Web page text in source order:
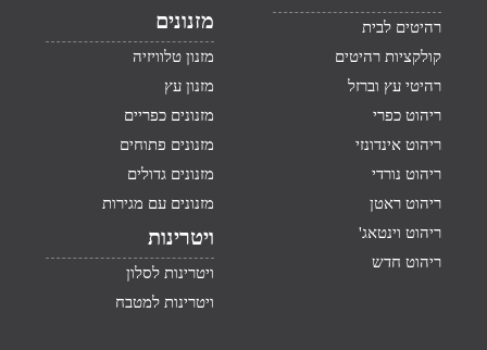
רהיטים לבית
קולקציות רהיטים
רהיטי עץ וברזל
ריהוט כפרי
ריהוט אינדונזי
ריהוט נורדי
ריהוט ראטן
ריהוט וינטאג'
ריהוט חדש
מזנונים
מזנון טלוויזיה
מזנון עץ
מזנונים כפריים
מזנונים פתוחים
מזנונים גדולים
מזנונים עם מגירות
ויטרינות
ויטרינות לסלון
ויטרינות למטבח